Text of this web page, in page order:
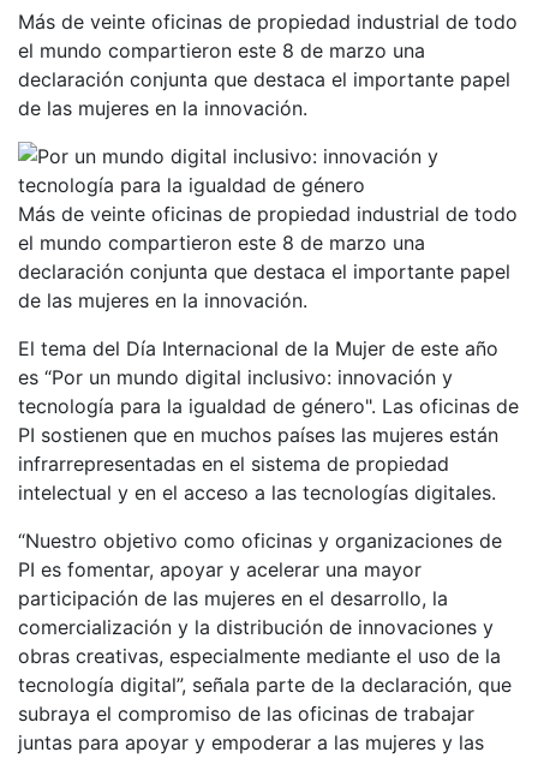
Más de veinte oficinas de propiedad industrial de todo
el mundo compartieron este 8 de marzo una
declaración conjunta que destaca el importante papel
de las mujeres en la innovación.
Más de veinte oficinas de propiedad industrial de todo
el mundo compartieron este 8 de marzo una
declaración conjunta que destaca el importante papel
de las mujeres en la innovación.
El tema del Día Internacional de la Mujer de este año
es “Por un mundo digital inclusivo: innovación y
tecnología para la igualdad de género". Las oficinas de
PI sostienen que en muchos países las mujeres están
infrarrepresentadas en el sistema de propiedad
intelectual y en el acceso a las tecnologías digitales.
“Nuestro objetivo como oficinas y organizaciones de
PI es fomentar, apoyar y acelerar una mayor
participación de las mujeres en el desarrollo, la
comercialización y la distribución de innovaciones y
obras creativas, especialmente mediante el uso de la
tecnología digital”, señala parte de la declaración, que
subraya el compromiso de las oficinas de trabajar
juntas para apoyar y empoderar a las mujeres y las